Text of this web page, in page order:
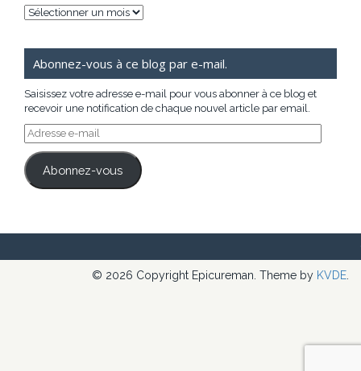
Archives
Abonnez-vous à ce blog par e-mail.
Saisissez votre adresse e-mail pour vous abonner à ce blog et
recevoir une notification de chaque nouvel article par email.
Adresse
e-
mail
Abonnez-vous
© 2026 Copyright Epicureman. Theme by KVDE.